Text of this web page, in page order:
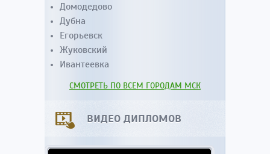
Домодедово
Дубна
Егорьевск
Жуковский
Ивантеевка
СМОТРЕТЬ ПО ВСЕМ ГОРОДАМ МСК
ВИДЕО ДИПЛОМОВ